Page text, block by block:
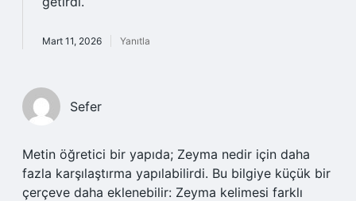
Mart 11, 2026 Yanıtla
Sefer
Metin öğretici bir yapıda; Zeyma nedir için daha
fazla karşılaştırma yapılabilirdi. Bu bilgiye küçük bir
çerçeve daha eklenebilir: Zeyma kelimesi farklı